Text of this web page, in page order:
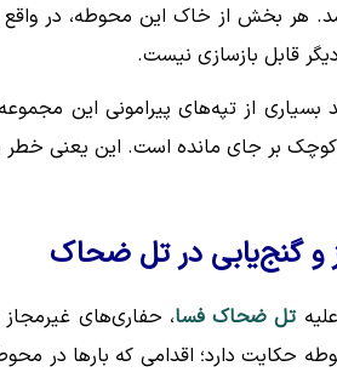
هر بخش از خاک این محوطه، در
قابل بازسازی نیست.
بسیاری از تپه‌های پیرامونی این
بر جای مانده است. این یعنی خطر
و گنج‌یابی در تل ضحاک
تل ضحاک فسا، حفاری‌های
حکایت دارد؛ اقدامی که بارها در